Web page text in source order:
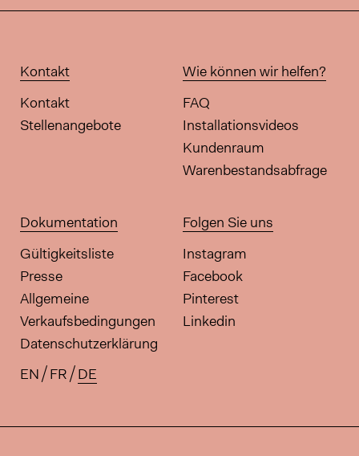
Kontakt
Kontakt
Stellenangebote
Wie können wir helfen?
FAQ
Installationsvideos
Kundenraum
Warenbestandsabfrage
Dokumentation
Gültigkeitsliste
Presse
Allgemeine
Verkaufsbedingungen
Datenschutzerklärung
Folgen Sie uns
Instagram
Facebook
Pinterest
Linkedin
Verfügbare Übersetzungen für
EN FR DE